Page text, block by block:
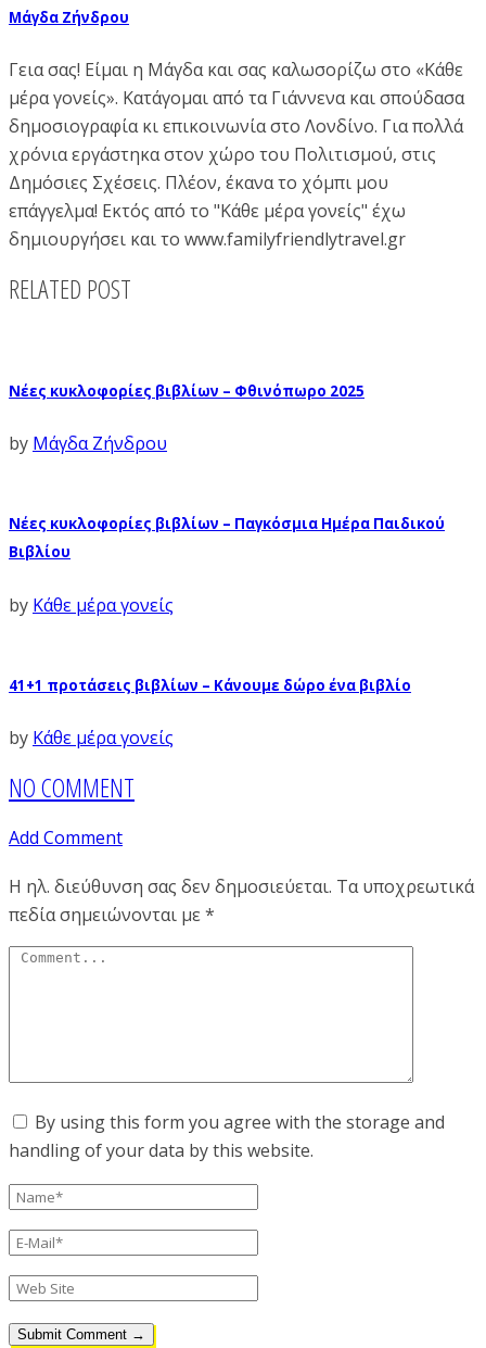
Μάγδα Ζήνδρου
Γεια σας! Είμαι η Μάγδα και σας καλωσορίζω στο «Κάθε
μέρα γονείς». Κατάγομαι από τα Γιάννενα και σπούδασα
δημοσιογραφία κι επικοινωνία στο Λονδίνο. Για πολλά
χρόνια εργάστηκα στον χώρο του Πολιτισμού, στις
Δημόσιες Σχέσεις. Πλέον, έκανα το χόμπι μου
επάγγελμα! Εκτός από το "Κάθε μέρα γονείς" έχω
δημιουργήσει και το www.familyfriendlytravel.gr
RELATED POST
Νέες κυκλοφορίες βιβλίων – Φθινόπωρο 2025
by Μάγδα Ζήνδρου
Νέες κυκλοφορίες βιβλίων – Παγκόσμια Ημέρα Παιδικού
Βιβλίου
by Κάθε μέρα γονείς
41+1 προτάσεις βιβλίων – Κάνουμε δώρο ένα βιβλίο
by Κάθε μέρα γονείς
NO COMMENT
Add Comment
Η ηλ. διεύθυνση σας δεν δημοσιεύεται. Τα υποχρεωτικά
πεδία σημειώνονται με*
By using this form you agree with the storage and
handling of your data by this website.